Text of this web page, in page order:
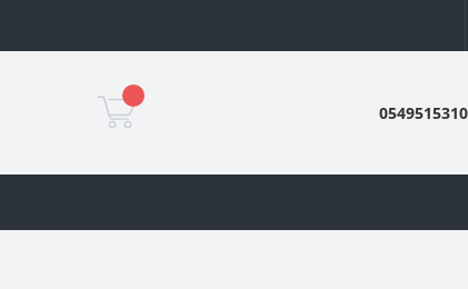
0549515310